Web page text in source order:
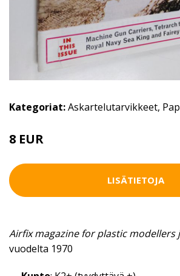
Kategoriat:Askartelutarvikkeet,
8 EUR
LISÄTIETOJA
Airfix magazine for plastic modellers
vuodelta 1970